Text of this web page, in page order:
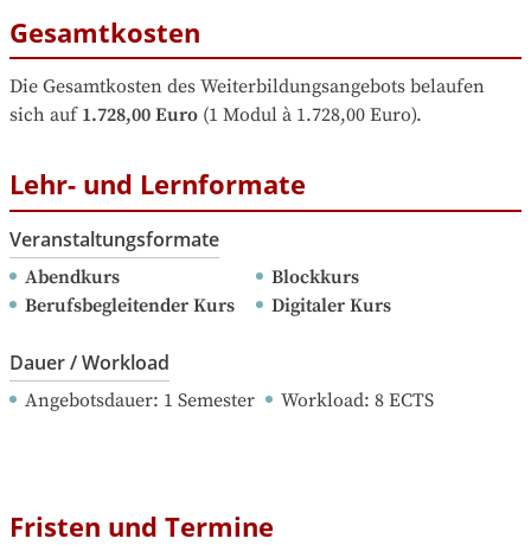
Gesamtkosten
Die Gesamtkosten des Weiterbildungsangebots belaufen
sich auf 1.728,00 Euro (1 Modul à 1.728,00 Euro).
Lehr- und Lernformate
Veranstaltungsformate
Abendkurs
Blockkurs
Berufsbegleitender Kurs
Digitaler Kurs
Dauer / Workload
Angebotsdauer: 1 Semester Workload: 8 ECTS
Fristen und Termine